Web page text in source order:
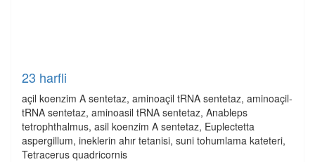
23 harfli
açil koenzim A sentetaz, aminoaçil tRNA sentetaz, aminoaçil-
tRNA sentetaz, aminoasil tRNA sentetaz, Anableps
tetrophthalmus, asil koenzim A sentetaz, Euplectetta
aspergillum, ineklerin ahır tetanisi, suni tohumlama kateteri,
Tetracerus quadricornis